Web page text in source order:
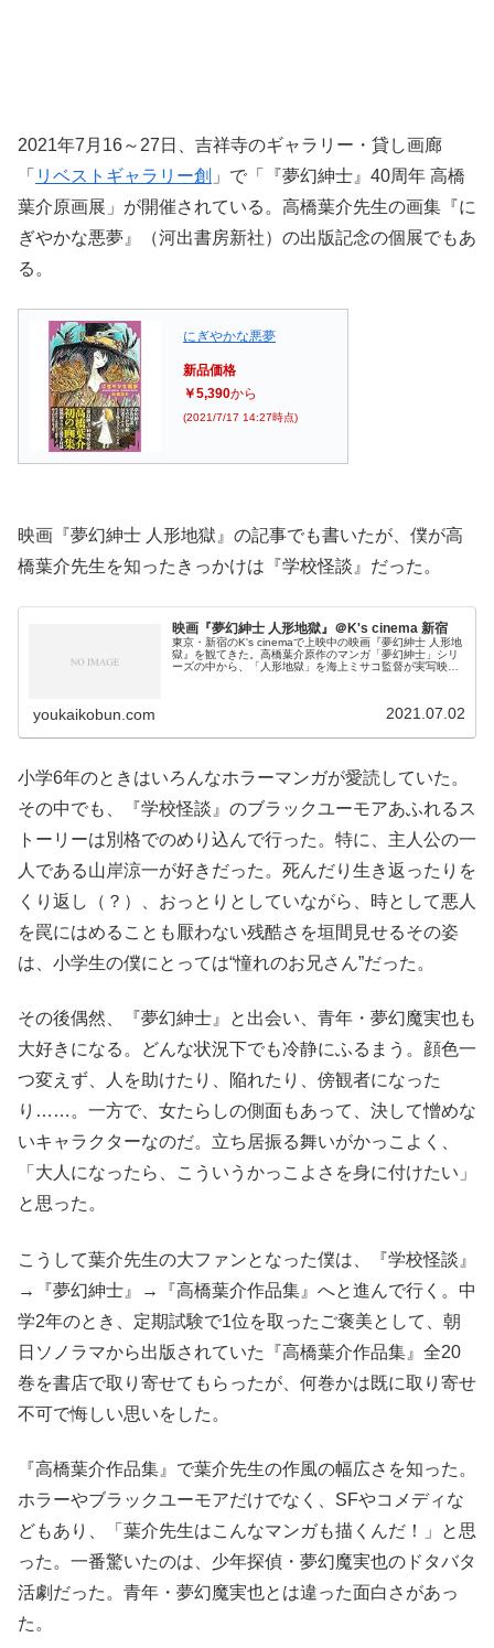
2021年7月16～27日、吉祥寺のギャラリー・貸し画廊
「 リベストギャラリー創 」で「『夢幻紳士』40周年 高橋
葉介原画展」が開催されている。高橋葉介先生の画集『に
ぎやかな悪夢』（河出書房新社）の出版記念の個展でもあ
る。
にぎやかな悪夢
新品価格
￥5,390から
(2021/7/17 14:27時点)
映画『夢幻紳士 人形地獄』の記事でも書いたが、僕が高
橋葉介先生を知ったきっかけは『学校怪談』だった。
映画『夢幻紳士 人形地獄』＠K's cinema 新宿
東京・新宿のK's cinemaで上映中の映画『夢幻紳士 人形地
獄』を観てきた。高橋葉介原作のマンガ「夢幻紳士」シリ
ーズの中から、「人形地獄」を海上ミサコ監督が実写映画
youkaikobun.com 2021.07.02
小学6年のときはいろんなホラーマンガが愛読していた。
その中でも、『学校怪談』のブラックユーモアあふれるス
トーリーは別格でのめり込んで行った。特に、主人公の一
人である山岸涼一が好きだった。死んだり生き返ったりを
くり返し（？）、おっとりとしていながら、時として悪人
を罠にはめることも厭わない残酷さを垣間見せるその姿
は、小学生の僕にとっては“憧れのお兄さん”だった。
その後偶然、『夢幻紳士』と出会い、青年・夢幻魔実也も
大好きになる。どんな状況下でも冷静にふるまう。顔色一
つ変えず、人を助けたり、陥れたり、傍観者になった
り……。一方で、女たらしの側面もあって、決して憎めな
いキャラクターなのだ。立ち居振る舞いがかっこよく、
「大人になったら、こういうかっこよさを身に付けたい」
と思った。
こうして葉介先生の大ファンとなった僕は、『学校怪談』
→『夢幻紳士』→『高橋葉介作品集』へと進んで行く。中
学2年のとき、定期試験で1位を取ったご褒美として、朝
日ソノラマから出版されていた『高橋葉介作品集』全20
巻を書店で取り寄せてもらったが、何巻かは既に取り寄せ
不可で悔しい思いをした。
『高橋葉介作品集』で葉介先生の作風の幅広さを知った。
ホラーやブラックユーモアだけでなく、SFやコメディな
どもあり、「葉介先生はこんなマンガも描くんだ！」と思
った。一番驚いたのは、少年探偵・夢幻魔実也のドタバタ
活劇だった。青年・夢幻魔実也とは違った面白さがあっ
た。